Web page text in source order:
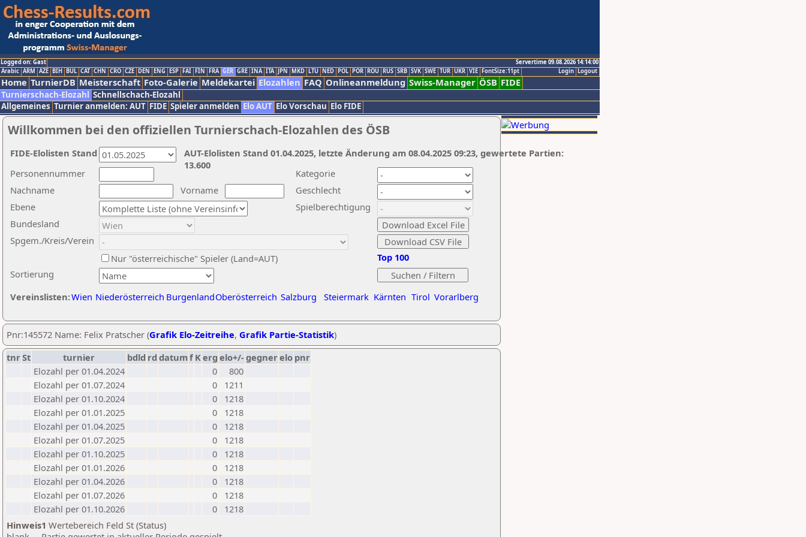
Logged on: Gast
Servertime 09.08.2026 14:14:00
Logout
Login
Arabic ARM AZE BIH BUL CAT CHN CRO CZE DEN ENG ESP FAI FIN FRA GER GRE INA ITA JPN MKD LTU NED POL POR ROU RUS SRB SVK SWE TUR UKR VIE FontSize:11pt
Home TurnierDB Meisterschaft Foto-Galerie Meldekartei Elozahlen FAQ Onlineanmeldung Swiss-Manager ÖSB FIDE
Turnierschach-Elozahl Schnellschach-Elozahl
Allgemeines Turnier anmelden: AUT FIDE Spieler anmelden Elo AUT Elo Vorschau Elo FIDE
Willkommen bei den offiziellen Turnierschach-Elozahlen des ÖSB
Nachname
Vorname
Ebene
Kategorie
Sortierung
Personennummer
Bundesland
Spgem./Kreis/Verein
Geschlecht
Nur "österreichische" Spieler (Land=AUT)
Spielberechtigung
Vereinslisten:Wien Niederösterreich BurgenlandOberösterreich Salzburg Steiermark Kärnten Tirol Vorarlberg
Top 100
AUT-Elolisten Stand 01.04.2025, letzte Änderung am 08.04.2025 09:23, gewertete Partien:
13.600
FIDE-Elolisten Stand
Pnr:145572 Name: Felix Pratscher (Grafik Elo-Zeitreihe, Grafik Partie-Statistik)
tnrSt turnier bdld rd datumf Kerg elo+/-gegnerelo pnr
Elozahl per 01.04.2024
0
800
Elozahl per 01.07.2024
0
1211
Elozahl per 01.10.2024
0
1218
Elozahl per 01.01.2025
0
1218
Elozahl per 01.04.2025
0
1218
Elozahl per 01.07.2025
0
1218
Elozahl per 01.10.2025
0
1218
Elozahl per 01.01.2026
0
1218
Elozahl per 01.04.2026
0
1218
Elozahl per 01.07.2026
0
1218
Elozahl per 01.10.2026
0
1218
Hinweis1 Wertebereich Feld St (Status)